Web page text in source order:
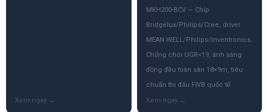
MKH200-BCV — Chip
Bridgelux/Philips/Cree, driver
MEAN WELL/Philips/Inventronics.
Chống chói UGR<19, ánh sáng
đồng đều toàn sân 18×9m, tiêu
chuẩn thi đấu FIVB quốc tế